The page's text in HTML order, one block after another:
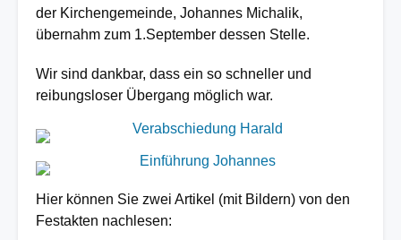
der Kirchengemeinde, Johannes Michalik,
übernahm zum 1.September dessen Stelle.
Wir sind dankbar, dass ein so schneller und
reibungsloser Übergang möglich war.
Image
Image
Hier können Sie zwei Artikel (mit Bildern) von den
Festakten nachlesen: